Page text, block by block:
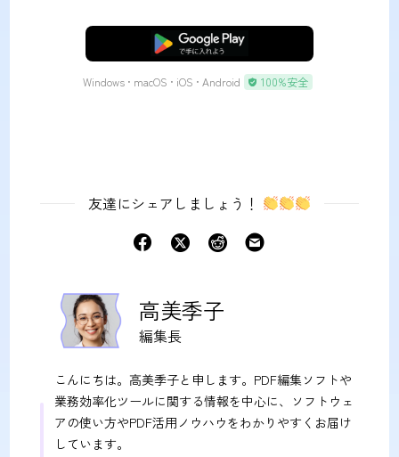
無料ダウンロード
Windows • macOS • iOS • Android 100%安全
友達にシェアしましょう！
高美季子
編集長
こんにちは。高美季子と申します。PDF編集ソフトや
業務効率化ツールに関する情報を中心に、ソフトウェ
アの使い方やPDF活用ノウハウをわかりやすくお届け
しています。